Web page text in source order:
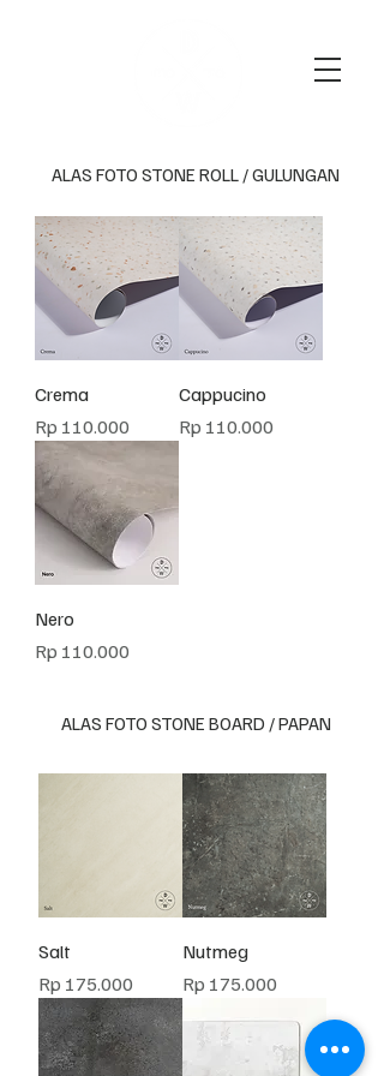
ALAS FOTO STONE ROLL / GULUNGAN
Crema
Harga
Rp 110.000
Cappucino
Harga
Rp 110.000
Nero
Harga
Rp 110.000
ALAS FOTO STONE BOARD / PAPAN
Salt
Harga
Rp 175.000
Nutmeg
Harga
Rp 175.000